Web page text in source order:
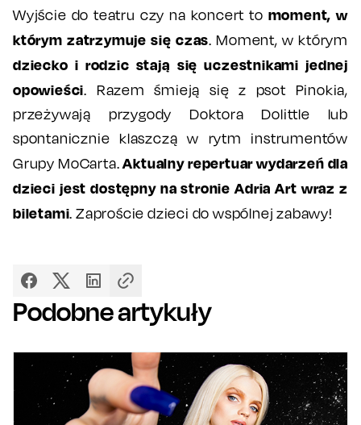
Wyjście do teatru czy na koncert to moment, w
którym zatrzymuje się czas. Moment, w którym
dziecko i rodzic stają się uczestnikami jednej
opowieści. Razem śmieją się z psot Pinokia,
przeżywają przygody Doktora Dolittle lub
spontanicznie klaszczą w rytm instrumentów
Grupy MoCarta.Aktualny repertuar wydarzeń dla
dzieci jest dostępny na stronie Adria Art wraz z
biletami. Zaproście dzieci do wspólnej zabawy!
Podobne artykuły